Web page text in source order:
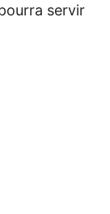
servir